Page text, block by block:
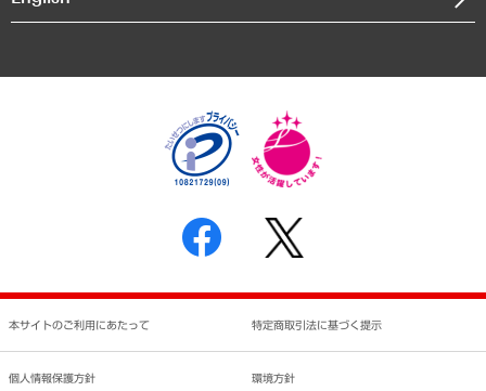
個人情報保護方針
反社会的勢力に対する基本方針
書面による個人情報の開示等の請求の手続きについて
本サイトのご利用にあたって 特定商取引法に基づく提示
個人情報保護方針 環境方針